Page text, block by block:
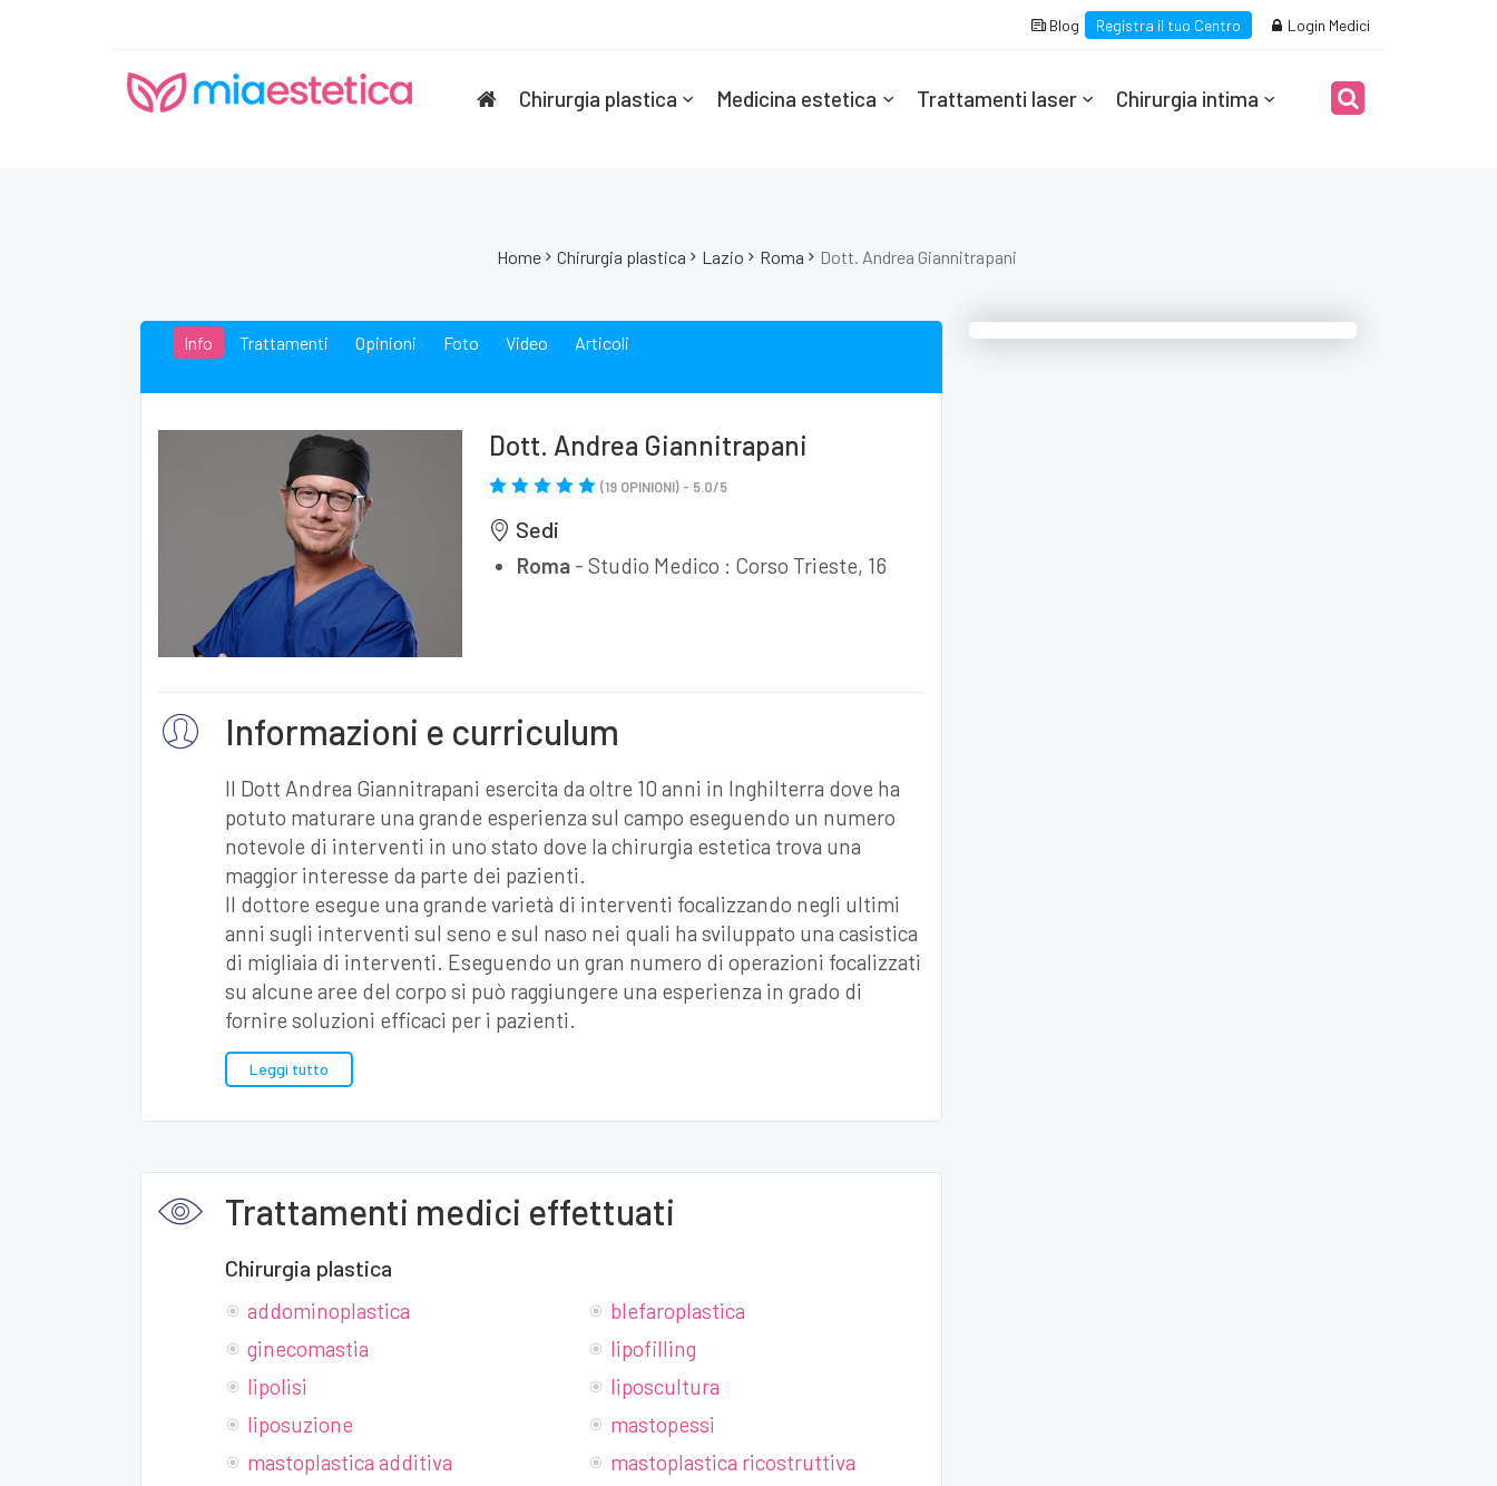
Blog Registra il tuo Centro Login Medici
Chirurgia plastica Medicina estetica Trattamenti laser Chirurgia intima
Home Chirurgia plastica Lazio Roma Dott. Andrea Giannitrapani
Info Trattamenti Opinioni Foto Video Articoli
Dott. Andrea Giannitrapani
(19OPINIONI) - 5.0/5
Sedi
Roma- Studio Medico : Corso Trieste, 16
Informazioni e curriculum
Il Dott Andrea Giannitrapani esercita da oltre 10 anni in Inghilterra dove ha
potuto maturare una grande esperienza sul campo eseguendo un numero
notevole di interventi in uno stato dove la chirurgia estetica trova una
maggior interesse da parte dei pazienti.
Il dottore esegue una grande varietà di interventi focalizzando negli ultimi
anni sugli interventi sul seno e sul naso nei quali ha sviluppato una casistica
di migliaia di interventi. Eseguendo un gran numero di operazioni focalizzati
su alcune aree del corpo si può raggiungere una esperienza in grado di
fornire soluzioni efficaci per i pazienti.
Leggi tutto
Trattamenti medici effettuati
Chirurgia plastica
addominoplastica
blefaroplastica
ginecomastia
lipofilling
lipolisi
liposcultura
liposuzione
mastopessi
mastoplastica additiva
mastoplastica ricostruttiva